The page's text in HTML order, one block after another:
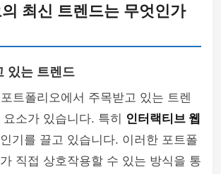
최신 트렌드는 무엇인가
있는 트렌드
트폴리오에서 주목받고 있는 트렌
소가 있습니다. 특히 인터랙티브 웹
기를 끌고 있습니다. 이러한 포트폴
직접 상호작용할 수 있는 방식을 통